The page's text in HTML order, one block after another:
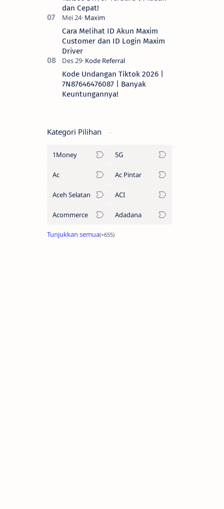
dan Cepat!
Cara Melihat ID Akun Maxim
Customer dan ID Login Maxim
Driver
Kode Undangan Tiktok 2026 |
7N87646476087 | Banyak
Keuntungannya!
Kategori Pilihan
1Money 5G
Ac Ac Pintar
Aceh Selatan ACI
Acommerce Adadana